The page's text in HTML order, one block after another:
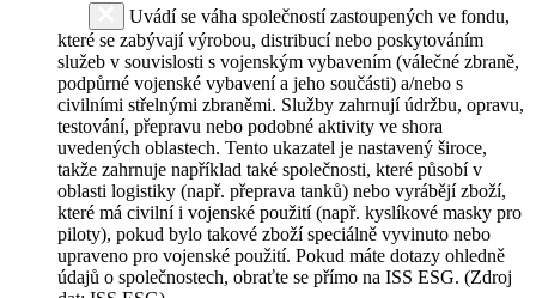
Uvádí se váha společností zastoupených ve fondu,
které se zabývají výrobou, distribucí nebo poskytováním
služeb v souvislosti s vojenským vybavením (válečné zbraně,
podpůrné vojenské vybavení a jeho součásti) a/nebo s
civilními střelnými zbraněmi. Služby zahrnují údržbu, opravu,
testování, přepravu nebo podobné aktivity ve shora
uvedených oblastech. Tento ukazatel je nastavený široce,
takže zahrnuje například také společnosti, které působí v
oblasti logistiky (např. přeprava tanků) nebo vyrábějí zboží,
které má civilní i vojenské použití (např. kyslíkové masky pro
piloty), pokud bylo takové zboží speciálně vyvinuto nebo
upraveno pro vojenské použití. Pokud máte dotazy ohledně
údajů o společnostech, obraťte se přímo na ISS ESG. (Zdroj